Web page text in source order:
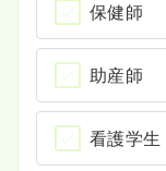
保健師
助産師
看護学生